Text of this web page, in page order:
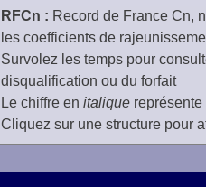
RFCn : Record de France Cn,
les coefficients de
Survolez les temps pour
disqualification ou du forfait
Le chiffre en italiquereprésente
Cliquez sur une structure pour